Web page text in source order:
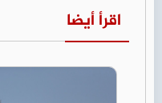
اقرأ أيضا